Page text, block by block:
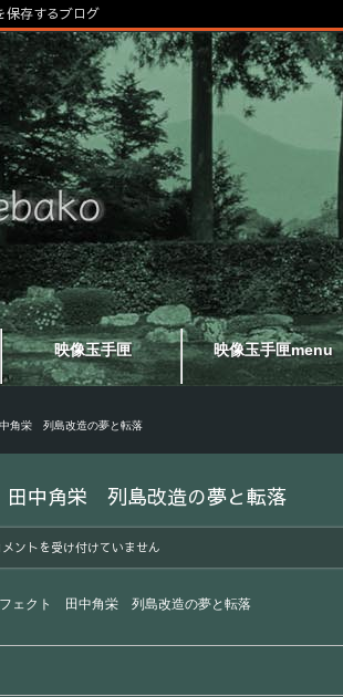
映像玉手匣 映像玉手匣menu
保存するブログ
角栄 列島改造の夢と転落
中角栄 列島改造の夢と転落
メントを受け付けていません
フェクト 田中角栄 列島改造の夢と転落